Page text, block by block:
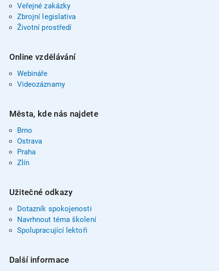
Veřejné zakázky
Zbrojní legislativa
Životní prostředí
Online vzdělávání
Webináře
Videozáznamy
Města, kde nás najdete
Brno
Ostrava
Praha
Zlín
Užitečné odkazy
Dotazník spokojenosti
Navrhnout téma školení
Spolupracující lektoři
Další informace